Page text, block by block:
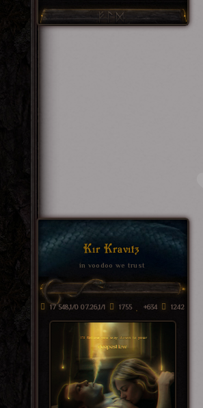
Kir Kravitz
in voodoo we trust
17 548,1/0 07.26,1/1 1755 +634 1242